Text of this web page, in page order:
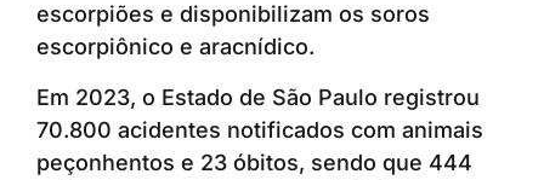
escorpiões e disponibilizam os soros
escorpiônico e aracnídico.
Em 2023, o Estado de São Paulo registrou
70.800 acidentes notificados com animais
peçonhentos e 23 óbitos, sendo que 444